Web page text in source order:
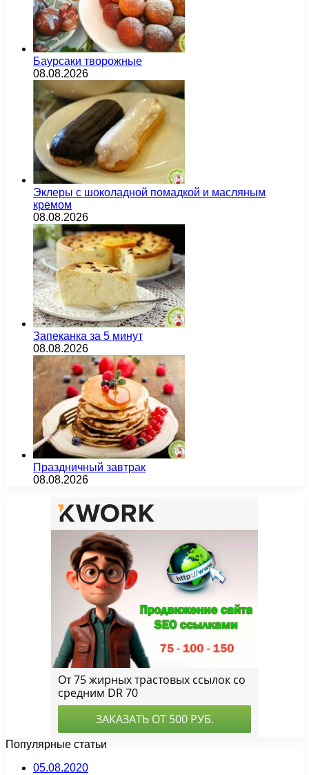
Баурсаки творожные
08.08.2026
Эклеры с шоколадной помадкой и масляным
кремом
08.08.2026
Запеканка за 5 минут
08.08.2026
Праздничный завтрак
08.08.2026
Популярные статьи
05.08.2020